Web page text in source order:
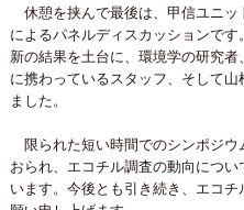
休憩を挟んで最後は、甲信ユニッ
によるパネルディスカッションで
新の結果を土台に、環境学の研究
に携わっているスタッフ、そして
ました。
限られた短い時間でのシンポジウ
おられ、エコチル調査の動向につ
います。今後とも引き続き、エコ